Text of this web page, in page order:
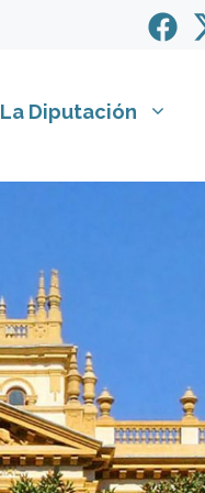
La Diputación